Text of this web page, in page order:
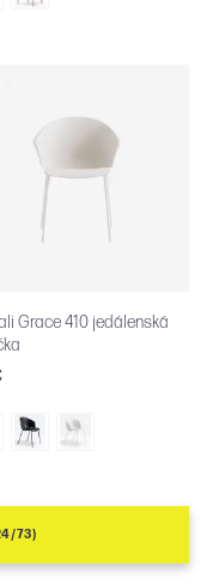
Grace 410 jedálenská
73)